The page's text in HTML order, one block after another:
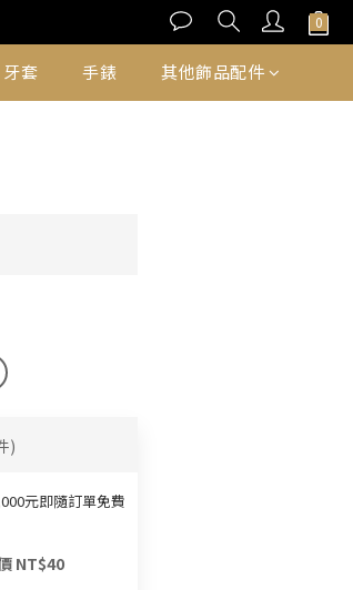
牙套 手錶 其他飾品配件
)
元即隨訂單免費
NT$40
立即購買